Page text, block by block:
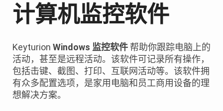
计算机监控软件
Keyturion Windows 监控软件帮助你跟踪电脑上的
活动，甚至是远程活动。该软件可记录所有操作，
包括击键、截图、打印、互联网活动等。该软件拥
有众多配置选项，是家用电脑和员工商用设备的理
想解决方案。